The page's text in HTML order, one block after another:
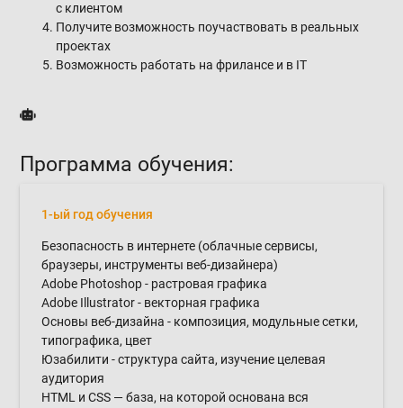
с клиентом
Получите возможность поучаствовать в реальных
проектах
Возможность работать на фрилансе и в IT
Программа обучения:
1-ый год обучения
Безопасность в интернете (облачные сервисы,
браузеры, инструменты веб-дизайнера)
Adobe Photoshop - растровая графика
Adobe Illustrator - векторная графика
Основы веб-дизайна - композиция, модульные сетки,
типографика, цвет
Юзабилити - структура сайта, изучение целевая
аудитория
HTML и CSS — база, на которой основана вся